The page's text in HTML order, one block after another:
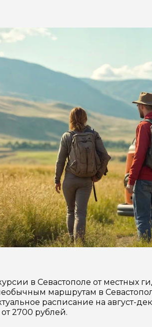
в Севастополе от местных
маршрутам в
расписание на август-
2700 рублей.